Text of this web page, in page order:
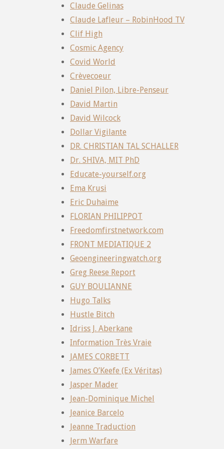
Claude Gelinas
Claude Lafleur – RobinHood TV
Clif High
Cosmic Agency
Covid World
Crèvecoeur
Daniel Pilon, Libre-Penseur
David Martin
David Wilcock
Dollar Vigilante
DR. CHRISTIAN TAL SCHALLER
Dr. SHIVA, MIT PhD
Educate-yourself.org
Ema Krusi
Eric Duhaime
FLORIAN PHILIPPOT
Freedomfirstnetwork.com
FRONT MEDIATIQUE 2
Geoengineeringwatch.org
Greg Reese Report
GUY BOULIANNE
Hugo Talks
Hustle Bitch
Idriss J. Aberkane
Information Très Vraie
JAMES CORBETT
James O’Keefe (Ex Véritas)
Jasper Mader
Jean-Dominique Michel
Jeanice Barcelo
Jeanne Traduction
Jerm Warfare